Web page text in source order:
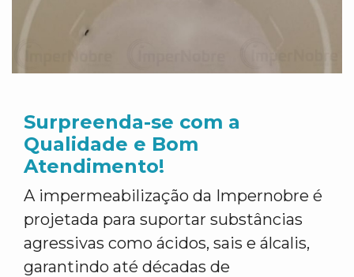
Surpreenda-se com a
Qualidade e Bom
Atendimento!
A impermeabilização da Impernobre é
projetada para suportar substâncias
agressivas como ácidos, sais e álcalis,
garantindo até décadas de